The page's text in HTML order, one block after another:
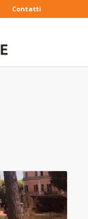
Contatti